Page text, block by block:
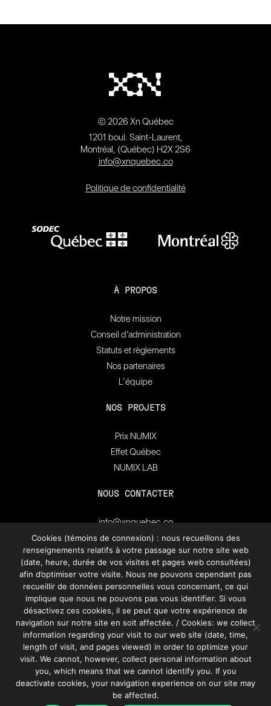
© 2026 Xn Québec
1201 boul. Saint-Laurent,
Montréal, (Québec) H2X 2S6
info@xnquebec.co
Politique de confidentialité
À PROPOS
Notre mission
Conseil d’administration
Statuts et règlements
Nos partenaires
L’équipe
NOS PROJETS
Prix NUMIX
Effet Québec
NUMIX LAB
NOUS CONTACTER
info@xnquebec.co
Salle de presse
FAQ
Inscrivez-vous à
l'infolettre de XN Québec.
S’INSCRIRE
Cookies (témoins de connexion) : nous recueillons des
renseignements relatifs à votre passage sur notre site web
(date, heure, durée de vos visites et pages web consultées)
afin d’optimiser votre visite. Nous ne pouvons cependant pas
recueillir de données personnelles vous concernant, ce qui
implique que nous ne pouvons pas vous identifier. Si vous
désactivez ces cookies, il se peut que votre expérience de
navigation sur notre site en soit affectée. / Cookies: we collect
information regarding your visit to our web site (date, time,
length of visit, and pages viewed) in order to optimize your
visit. We cannot, however, collect personal information about
you, which means that we cannot identify you. If you
deactivate cookies, your navigation experience on our site may
be affected.